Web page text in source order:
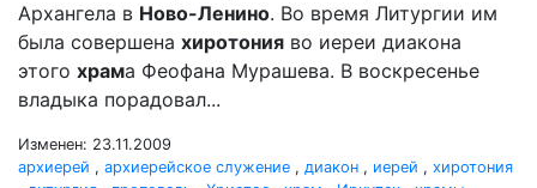
Архангела в Ново-Ленино. Во время Литургии им
была совершена хиротония во иереи диакона
этого храма Феофана Мурашева. В воскресенье
владыка порадовал...
Изменен: 23.11.2009
архиерей , архиерейское служение , диакон , иерей , хиротония